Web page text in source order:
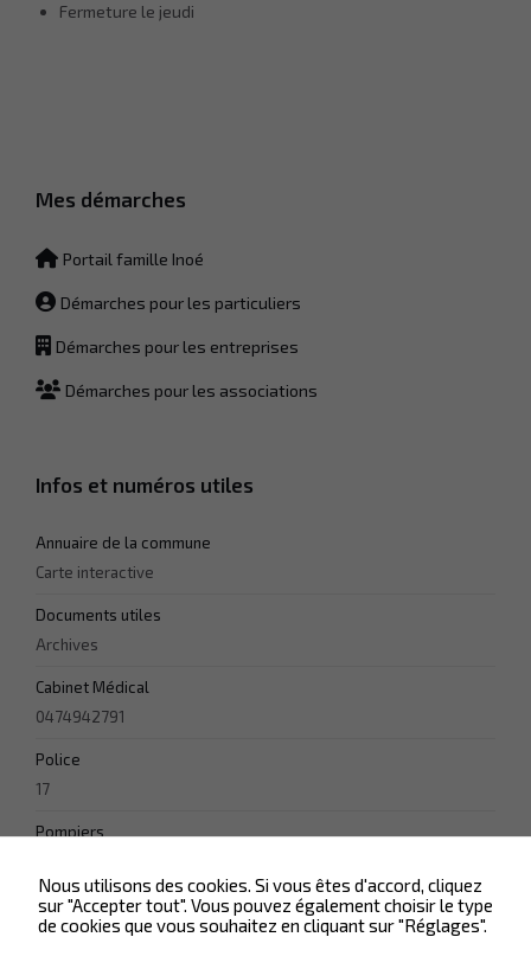
Fermeture le jeudi
Mes démarches
Portail famille Inoé
Démarches pour les particuliers
Démarches pour les entreprises
Démarches pour les associations
Infos et numéros utiles
Annuaire de la commune
Carte interactive
Documents utiles
Archives
Cabinet Médical
0474942791
Police
17
Pompiers
Nous utilisons des cookies. Si vous êtes d'accord, cliquez
sur "Accepter tout". Vous pouvez également choisir le type
de cookies que vous souhaitez en cliquant sur "Réglages".
et la
site Web, en
fonction de la
façon dont le